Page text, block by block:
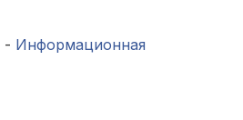
- Информационная